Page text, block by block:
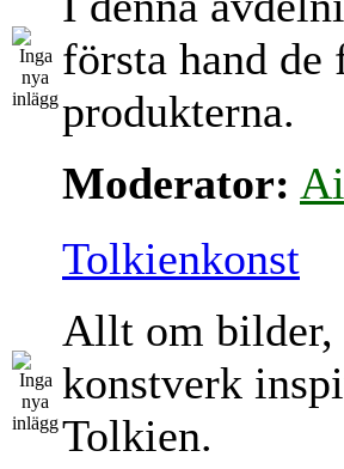
första hand de
produkterna.
Moderator:
Tolkienkonst
Allt om bilder,
konstverk
Tolkien.